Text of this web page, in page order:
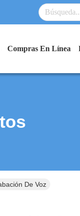
Compras En Línea
De Voz